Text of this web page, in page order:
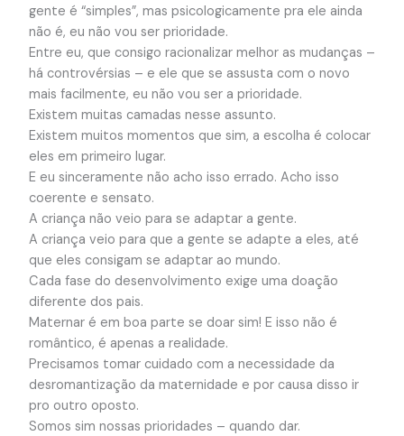
gente é “simples”, mas psicologicamente pra ele ainda
não é, eu não vou ser prioridade.
Entre eu, que consigo racionalizar melhor as mudanças –
há controvérsias – e ele que se assusta com o novo
mais facilmente, eu não vou ser a prioridade.
Existem muitas camadas nesse assunto.
Existem muitos momentos que sim, a escolha é colocar
eles em primeiro lugar.
E eu sinceramente não acho isso errado. Acho isso
coerente e sensato.
A criança não veio para se adaptar a gente.
A criança veio para que a gente se adapte a eles, até
que eles consigam se adaptar ao mundo.
Cada fase do desenvolvimento exige uma doação
diferente dos pais.
Maternar é em boa parte se doar sim! E isso não é
romântico, é apenas a realidade.
Precisamos tomar cuidado com a necessidade da
desromantização da maternidade e por causa disso ir
pro outro oposto.
Somos sim nossas prioridades – quando dar.